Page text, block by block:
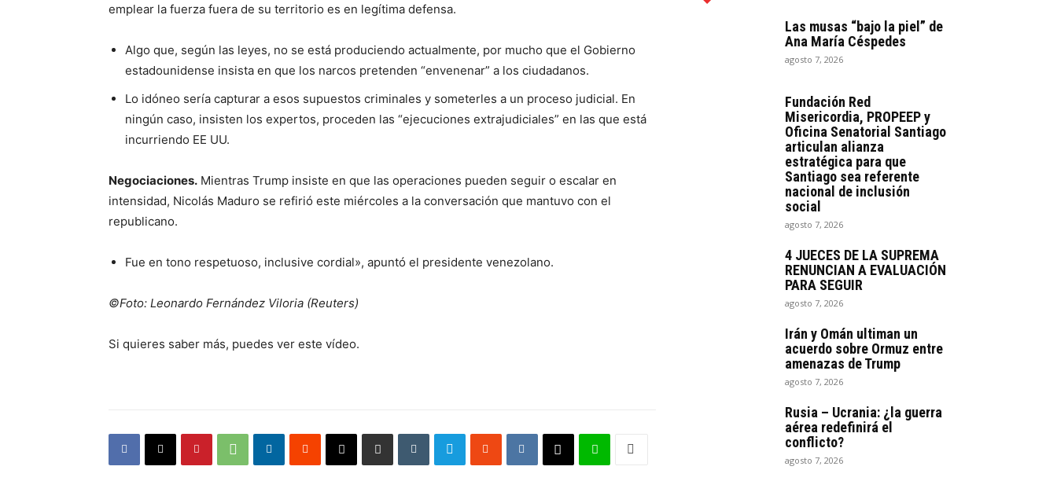
emplear la fuerza fuera de su territorio es en legítima defensa.
Algo que, según las leyes, no se está produciendo actualmente, por mucho que el Gobierno
estadounidense insista en que los narcos pretenden “envenenar” a los ciudadanos.
Lo idóneo sería capturar a esos supuestos criminales y someterles a un proceso judicial. En
ningún caso, insisten los expertos, proceden las “ejecuciones extrajudiciales” en las que está
incurriendo EE UU.
Negociaciones. Mientras Trump insiste en que las operaciones pueden seguir o escalar en
intensidad, Nicolás Maduro se refirió este miércoles a la conversación que mantuvo con el
republicano.
Fue en tono respetuoso, inclusive cordial», apuntó el presidente venezolano.
©Foto: Leonardo Fernández Viloria (Reuters)
Si quieres saber más, puedes ver este vídeo.
Las musas “bajo la piel” de
Ana María Céspedes
agosto 7, 2026
Fundación Red
Misericordia, PROPEEP y
Oficina Senatorial Santiago
articulan alianza
estratégica para que
Santiago sea referente
nacional de inclusión
social
agosto 7, 2026
4 JUECES DE LA SUPREMA
RENUNCIAN A EVALUACIÓN
PARA SEGUIR
agosto 7, 2026
Irán y Omán ultiman un
acuerdo sobre Ormuz entre
amenazas de Trump
agosto 7, 2026
Rusia – Ucrania: ¿la guerra
aérea redefinirá el
conflicto?
agosto 7, 2026